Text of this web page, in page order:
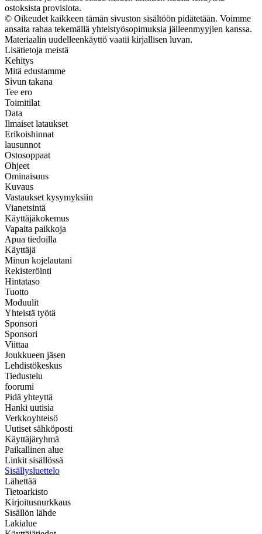
ostoksista provisiota.
© Oikeudet kaikkeen tämän sivuston sisältöön pidätetään. Voimme
ansaita rahaa tekemällä yhteistyösopimuksia jälleenmyyjien kanssa.
Materiaalin uudelleenkäyttö vaatii kirjallisen luvan.
Lisätietoja meistä
Kehitys
Mitä edustamme
Sivun takana
Tee ero
Toimitilat
Data
Ilmaiset lataukset
Erikoishinnat
lausunnot
Ostosoppaat
Ohjeet
Ominaisuus
Kuvaus
Vastaukset kysymyksiin
Vianetsintä
Käyttäjäkokemus
Vapaita paikkoja
Apua tiedoilla
Käyttäjä
Minun kojelautani
Rekisteröinti
Hintataso
Tuotto
Moduulit
Yhteistä työtä
Sponsori
Sponsori
Viittaa
Joukkueen jäsen
Lehdistökeskus
Tiedustelu
foorumi
Pidä yhteyttä
Hanki uutisia
Verkkoyhteisö
Uutiset sähköposti
Käyttäjäryhmä
Paikallinen alue
Linkit sisällössä
Sisällysluettelo
Lähettää
Tietoarkisto
Kirjoitusnurkkaus
Sisällön lähde
Lakialue